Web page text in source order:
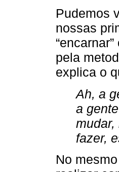
Pudemos
nossas
pela
explica o
Ah, a
a
mudar,
fazer,
No